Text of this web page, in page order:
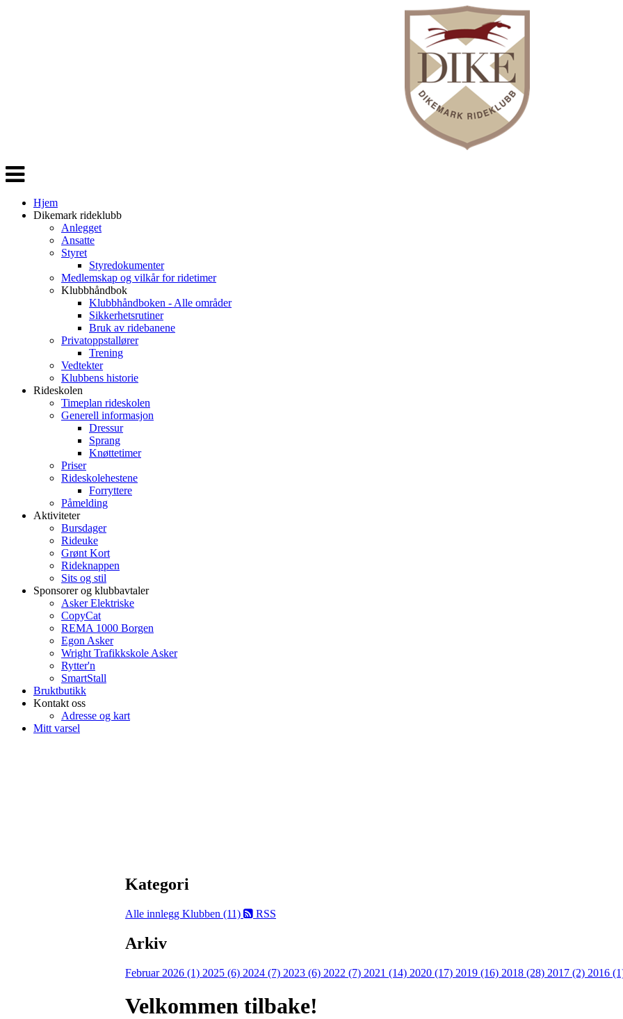
Veksle
navigasjon
Hjem
Dikemark rideklubb
Anlegget
Ansatte
Styret
Styredokumenter
Medlemskap og vilkår for ridetimer
Klubbhåndbok
Klubbhåndboken - Alle områder
Sikkerhetsrutiner
Bruk av ridebanene
Privatoppstallører
Trening
Vedtekter
Klubbens historie
Rideskolen
Timeplan rideskolen
Generell informasjon
Dressur
Sprang
Knøttetimer
Priser
Rideskolehestene
Forryttere
Påmelding
Aktiviteter
Bursdager
Rideuke
Grønt Kort
Rideknappen
Sits og stil
Sponsorer og klubbavtaler
Asker Elektriske
CopyCat
REMA 1000 Borgen
Egon Asker
Wright Trafikkskole Asker
Rytter'n
SmartStall
Bruktbutikk
Kontakt oss
Adresse og kart
Mitt varsel
Kategori
Alle innlegg Klubben (11) RSS
Arkiv
Februar 2026 (1) 2025 (6) 2024 (7) 2023 (6) 2022 (7) 2021 (14) 2020 (17) 2019 (16) 2018 (28) 2017 (2) 2016
Velkommen tilbake!